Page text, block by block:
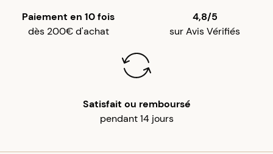
Paiement en 10 fois
dès 200€ d'achat
4,8/5
sur Avis Vérifiés
Satisfait ou remboursé
pendant 14 jours